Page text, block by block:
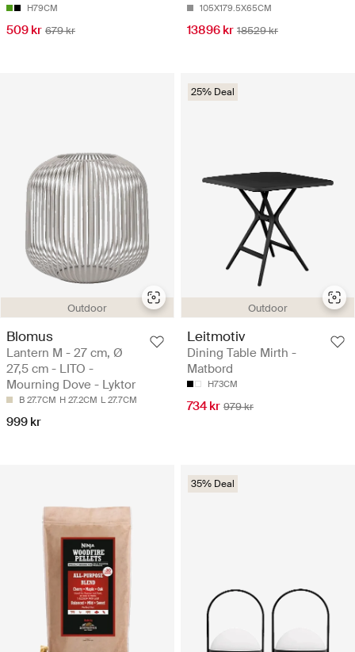
H79CM
509 kr 679 kr
105X179.5X65CM
13896 kr 18529 kr
Outdoor
Blomus
Lantern M - 27 cm, Ø
27,5 cm - LITO -
Mourning Dove - Lyktor
B 27.7CM H 27.2CM L 27.7CM
999 kr
Outdoor
25% Deal
Leitmotiv
Dining Table Mirth -
Matbord
H73CM
734 kr 979 kr
35% Deal